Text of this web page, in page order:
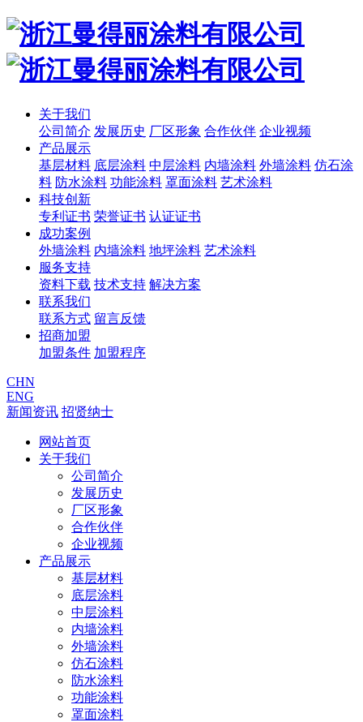
关于我们
公司简介 发展历史 厂区形象 合作伙伴 企业视频
产品展示
基层材料 底层涂料 中层涂料 内墙涂料 外墙涂料 仿石涂
料 防水涂料 功能涂料 罩面涂料 艺术涂料
科技创新
专利证书 荣誉证书 认证证书
成功案例
外墙涂料 内墙涂料 地坪涂料 艺术涂料
服务支持
资料下载 技术支持 解决方案
联系我们
联系方式 留言反馈
招商加盟
加盟条件 加盟程序
CHN
ENG
新闻资讯 招贤纳士
网站首页
关于我们
公司简介
发展历史
厂区形象
合作伙伴
企业视频
产品展示
基层材料
底层涂料
中层涂料
内墙涂料
外墙涂料
仿石涂料
防水涂料
功能涂料
罩面涂料